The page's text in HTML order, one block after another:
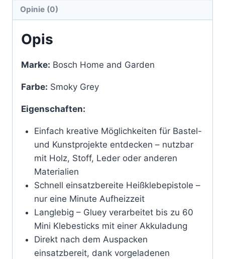
Opinie (0)
Opis
Marke: Bosch Home and Garden
Farbe: Smoky Grey
Eigenschaften:
Einfach kreative Möglichkeiten für Bastel-
und Kunstprojekte entdecken – nutzbar
mit Holz, Stoff, Leder oder anderen
Materialien
Schnell einsatzbereite Heißklebepistole –
nur eine Minute Aufheizzeit
Langlebig – Gluey verarbeitet bis zu 60
Mini Klebesticks mit einer Akkuladung
Direkt nach dem Auspacken
einsatzbereit, dank vorgeladenen